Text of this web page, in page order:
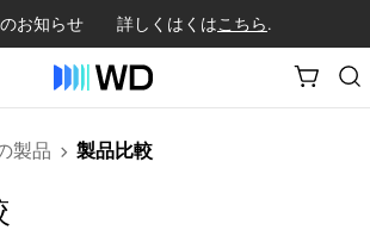
のお知らせ 詳しくはくはこちら.
製品 製品比較